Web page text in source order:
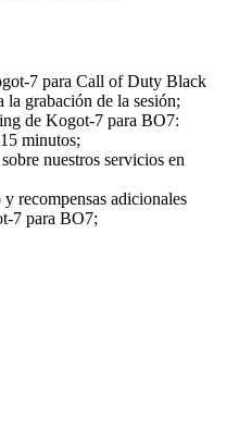
7 para Call of Duty Black
la grabación de la sesión;
de Kogot-7 para BO7:
minutos;
nuestros servicios en
recompensas adicionales
7 para BO7;